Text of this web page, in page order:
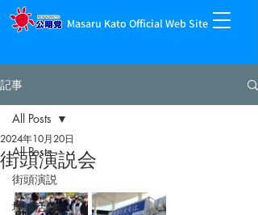
Masaru Kato Official Web Site
記事
All Posts
街頭演説
地域活動
All Posts
街頭演説会
2024年10月20日